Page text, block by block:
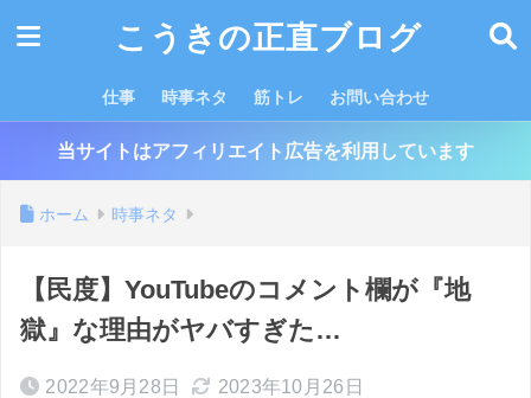
こうきの正直ブログ
仕事 時事ネタ 筋トレ お問い合わせ
当サイトはアフィリエイト広告を利用しています
ホーム 時事ネタ
【民度】YouTubeのコメント欄が『地
獄』な理由がヤバすぎた…
2022年9月28日 2023年10月26日